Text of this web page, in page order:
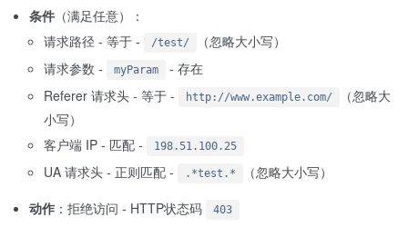
条件 （满足任意）：
请求路径 - 等于 -
/test/
（忽略大小写）
请求参数 -
myParam
- 存在
Referer 请求头 - 等于 -
http://www.example.com/
（忽略大
小写）
客户端 IP - 匹配 -
198.51.100.25
UA 请求头 - 正则匹配 - .*test.*
（忽略大小写）
动作 ：拒绝访问 - HTTP状态码 403